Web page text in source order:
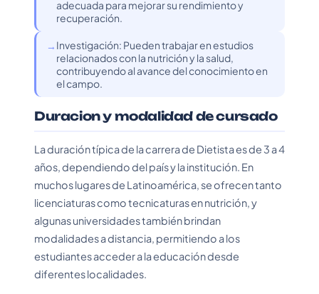
adecuada para mejorar su rendimiento y
recuperación.
Investigación: Pueden trabajar en estudios
relacionados con la nutrición y la salud,
contribuyendo al avance del conocimiento en
el campo.
Duracion y modalidad de cursado
La duración típica de la carrera de Dietista es de 3 a 4
años, dependiendo del país y la institución. En
muchos lugares de Latinoamérica, se ofrecen tanto
licenciaturas como tecnicaturas en nutrición, y
algunas universidades también brindan
modalidades a distancia, permitiendo a los
estudiantes acceder a la educación desde
diferentes localidades.